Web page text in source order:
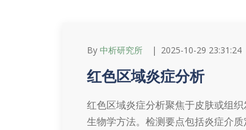
By 中析研究所 2025-10-29 23:31:24
红色区域炎症分析
红色区域炎症分析聚焦于皮肤或组
生物学方法。检测要点包括炎症介